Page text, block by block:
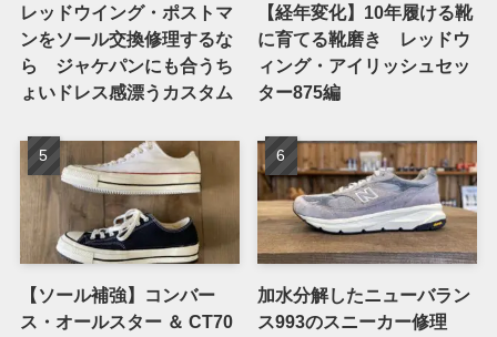
レッドウイング・ポストマ
ンをソール交換修理するな
ら ジャケパンにも合うち
ょいドレス感漂うカスタム
【経年変化】10年履ける靴
に育てる靴磨き レッドウ
ィング・アイリッシュセッ
ター875編
【ソール補強】コンバー
ス・オールスター ＆ CT70
加水分解したニューバラン
ス993のスニーカー修理